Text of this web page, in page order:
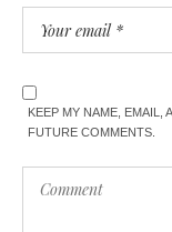
KEEP MY NAME, EMAIL,
FUTURE COMMENTS.